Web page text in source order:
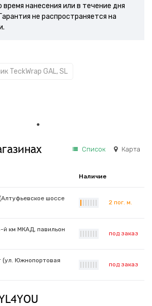
время нанесения или в течение дня
не распространяется на
TeckWrap GAL, SL
Список Карта
Наличие
шоссе
2 пог. м.
й км МКАД, павильон
под заказ
Южнопортовая
под заказ